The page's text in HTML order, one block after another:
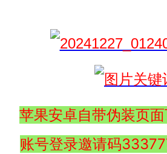
苹果安卓自带伪装页
账号登录邀请码